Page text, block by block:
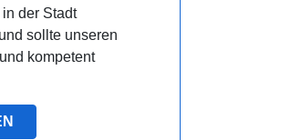
der Stadt
sollte unseren
kompetent